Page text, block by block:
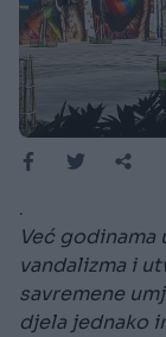
.
Već
vandalizma i
savremene
djela jednako